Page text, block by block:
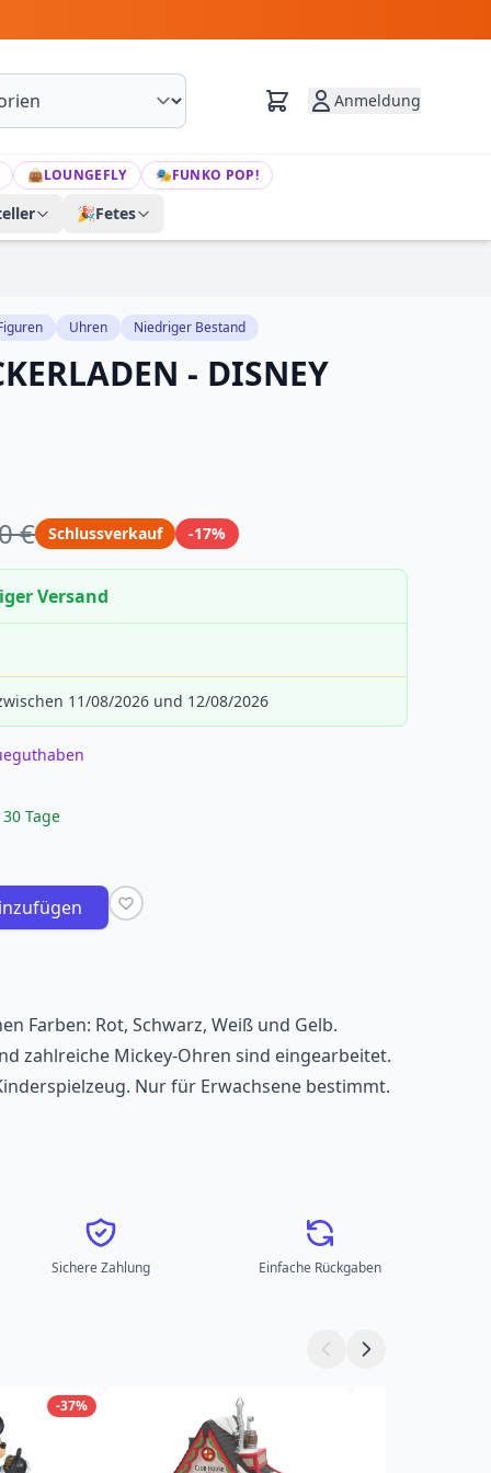
Anmeldung
👜LOUNGEFLY 🎭FUNKO POP!
🎉Fetes
Uhren Niedriger Bestand
- DISNEY
€ Schlussverkauf -17%
Versand
11/08/2026 und 12/08/2026
Tage
Farben: Rot, Schwarz, Weiß und Gelb.
zahlreiche Mickey-Ohren sind eingearbeitet.
Nur für Erwachsene bestimmt.
Sichere Zahlung Einfache Rückgaben
-37%